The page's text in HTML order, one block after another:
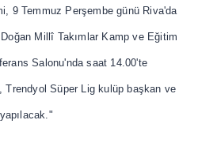
9 Temmuz Perşembe günü Riva'da
Millî Takımlar Kamp ve Eğitim
Salonu'nda saat 14.00'te
Süper Lig kulüp başkan ve